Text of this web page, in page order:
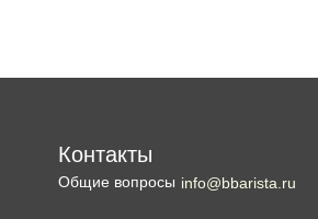
Контакты
Общие вопросы info@bbarista.ru